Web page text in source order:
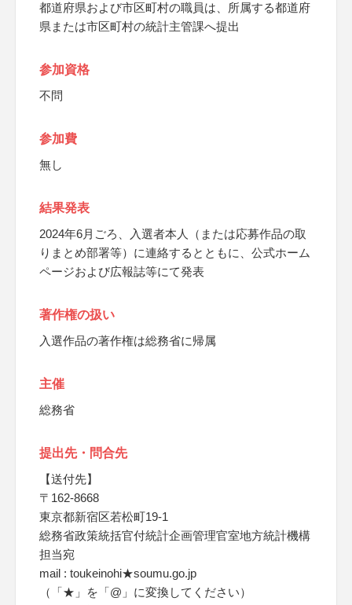
都道府県および市区町村の職員は、所属する都道府
県または市区町村の統計主管課へ提出
参加資格
不問
参加費
無し
結果発表
2024年6月ごろ、入選者本人（または応募作品の取
りまとめ部署等）に連絡するとともに、公式ホーム
ページおよび広報誌等にて発表
著作権の扱い
入選作品の著作権は総務省に帰属
主催
総務省
提出先・問合先
【送付先】
〒162-8668
東京都新宿区若松町19-1
総務省政策統括官付統計企画管理官室地方統計機構
担当宛
mail : toukeinohi★soumu.go.jp
（「★」を「@」に変換してください）